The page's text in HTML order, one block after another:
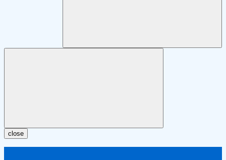
close